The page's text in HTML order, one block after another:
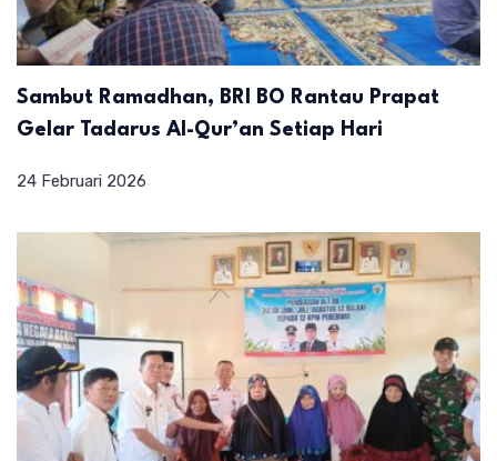
Sambut Ramadhan, BRI BO Rantau Prapat
Gelar Tadarus Al-Qur’an Setiap Hari
24 Februari 2026